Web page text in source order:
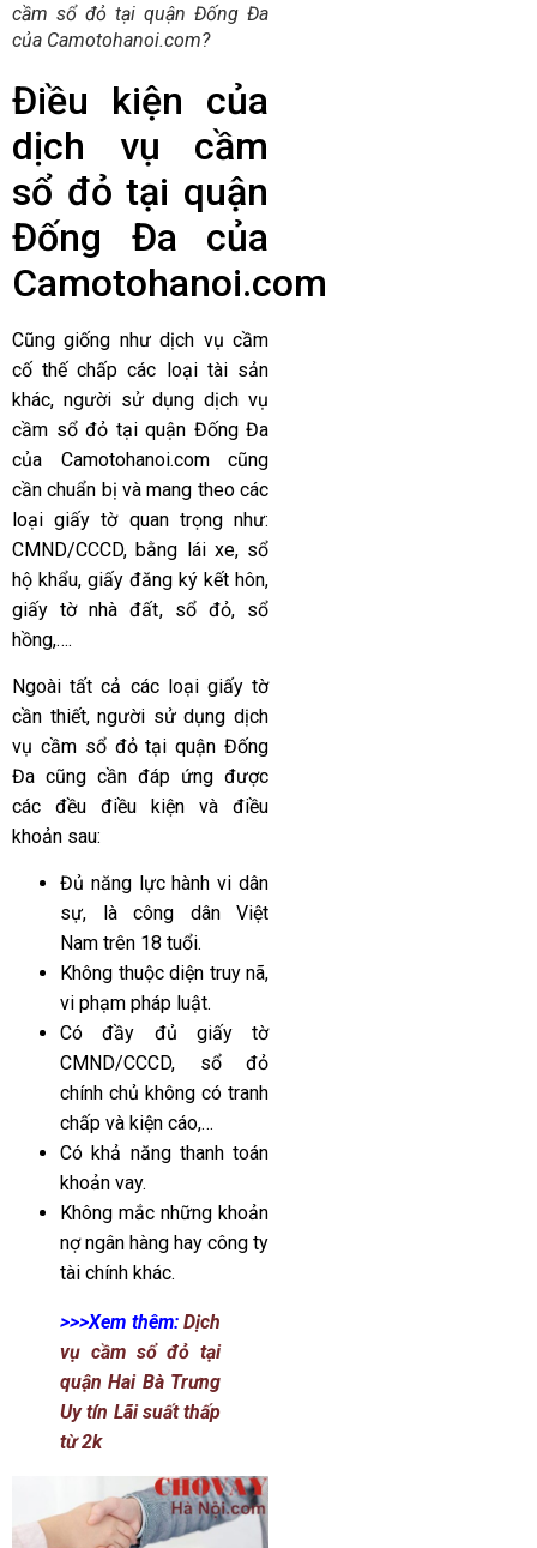
cầm sổ đỏ tại quận Đống Đa
của Camotohanoi.com?
Điều kiện của
dịch vụ cầm
sổ đỏ tại quận
Đống Đa của
Camotohanoi.com
Cũng giống như dịch vụ cầm
cố thế chấp các loại tài sản
khác, người sử dụng dịch vụ
cầm sổ đỏ tại quận Đống Đa
của Camotohanoi.comcũng
cần chuẩn bị và mang theo các
loại giấy tờ quan trọng như:
CMND/CCCD, bằng lái xe, sổ
hộ khẩu, giấy đăng ký kết hôn,
giấy tờ nhà đất, sổ đỏ, sổ
hồng,….
Ngoài tất cả các loại giấy tờ
cần thiết, người sử dụng dịch
vụ cầm sổ đỏ tại quận Đống
Đa cũng cần đáp ứng được
các đều điều kiện và điều
khoản sau:
Đủ năng lực hành vi dân
sự, là công dân Việt
Nam trên 18 tuổi.
Không thuộc diện truy nã,
vi phạm pháp luật.
Có đầy đủ giấy tờ
CMND/CCCD, sổ đỏ
chính chủ không có tranh
chấp và kiện cáo,…
Có khả năng thanh toán
khoản vay.
Không mắc những khoản
nợ ngân hàng hay công ty
tài chính khác.
>>>Xem thêm: Dịch
vụ cầm sổ đỏ tại
quận Hai Bà Trưng
Uy tín Lãi suất thấp
từ 2k